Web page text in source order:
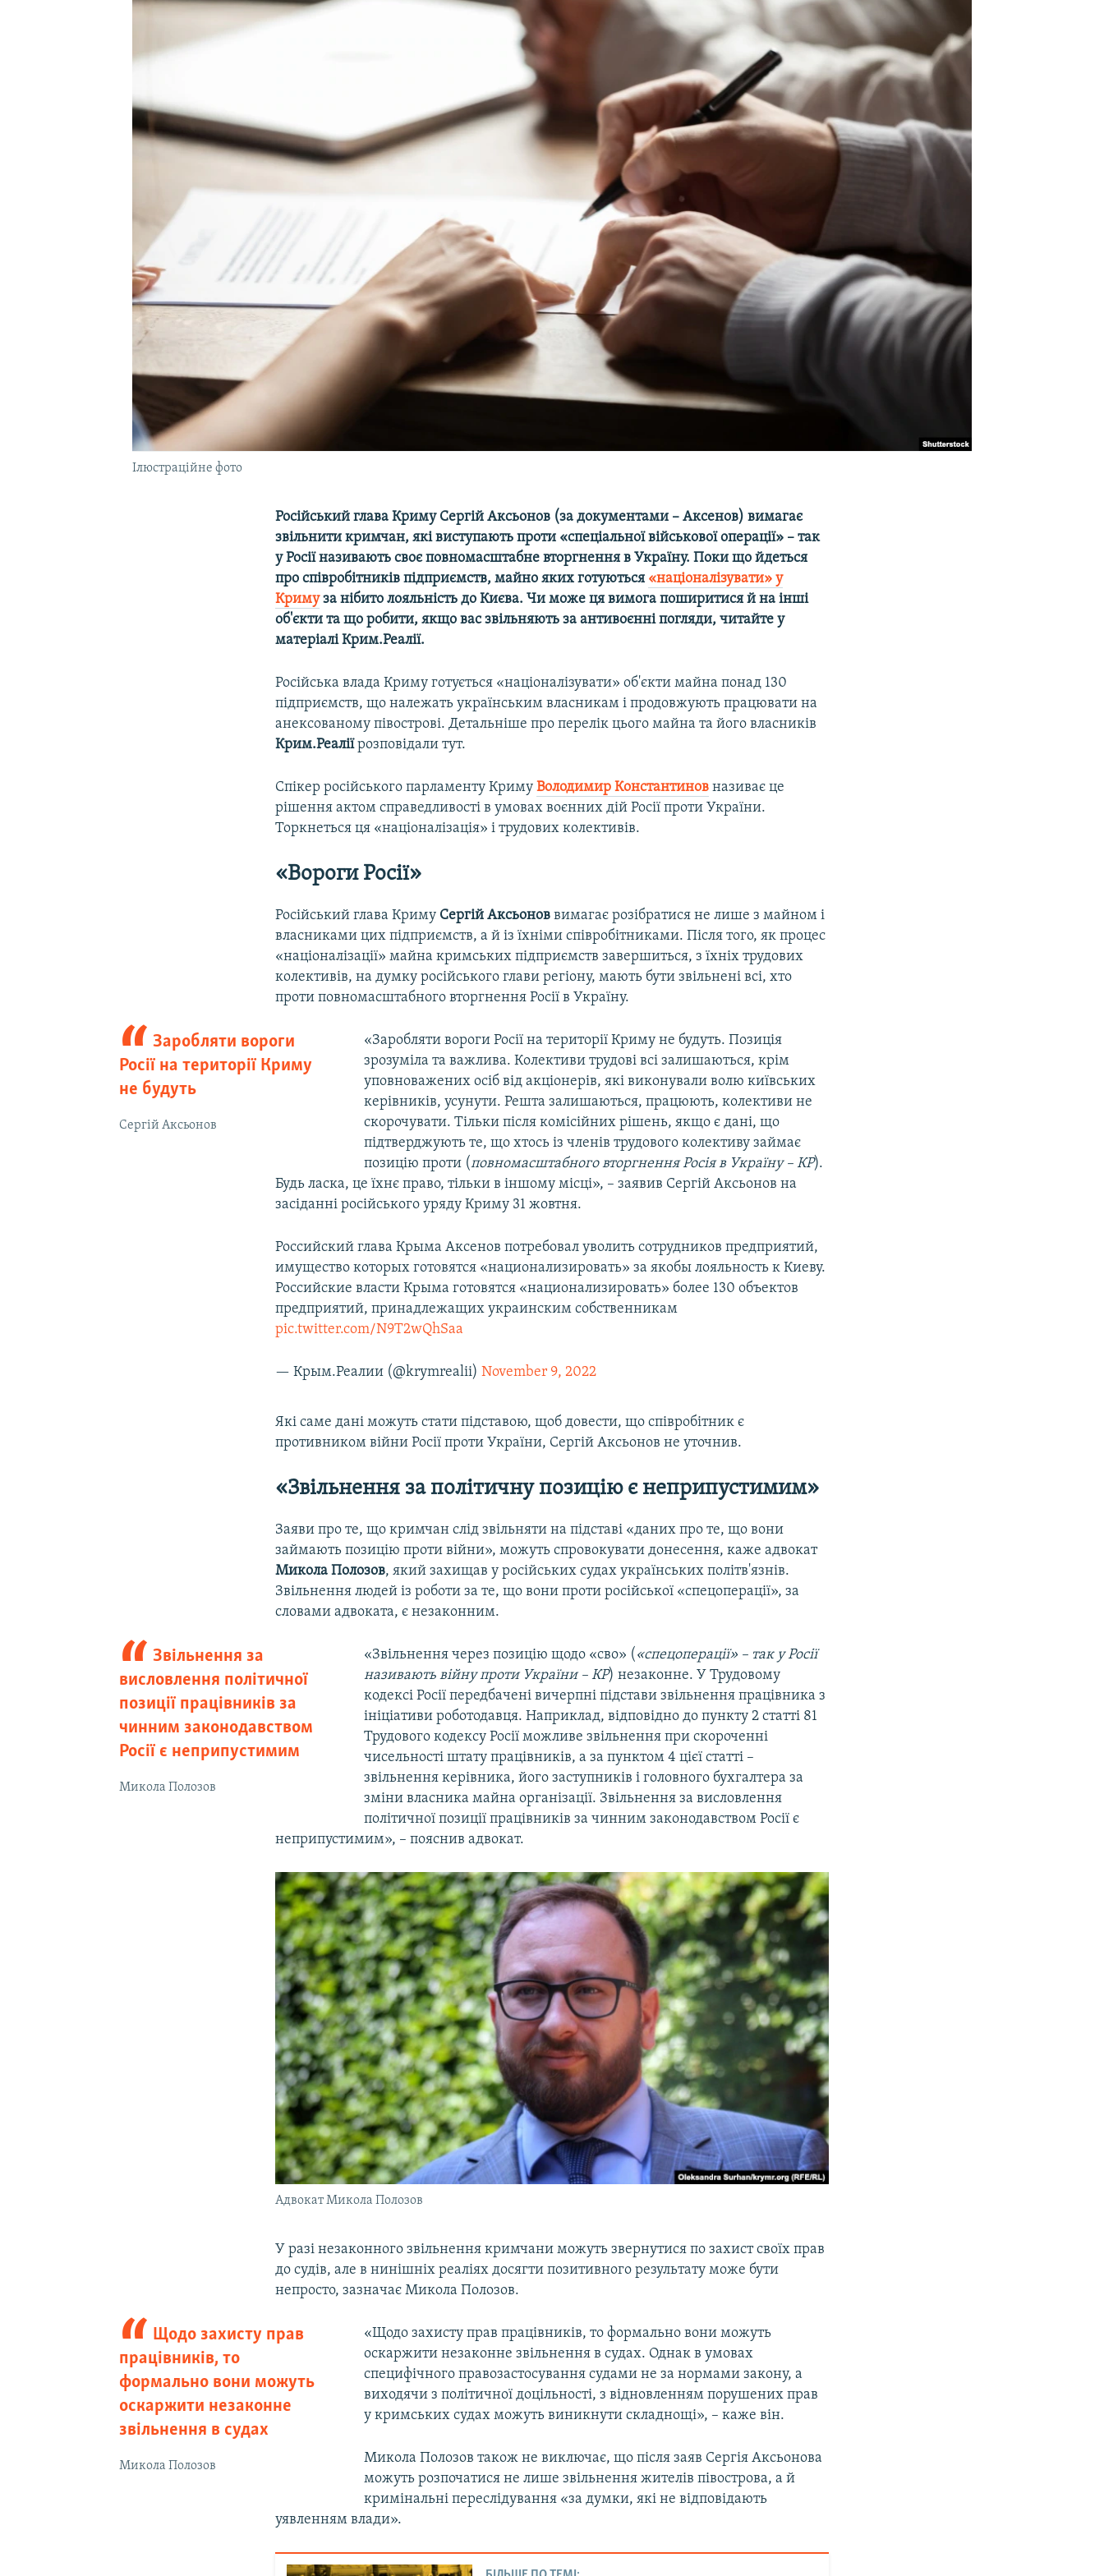
УКРАЇНСЬКА ПРОБЛЕМА КРИМУ
Ілюстраційне фото
Російський глава Криму Сергій Аксьонов (за документами – Аксенов) вимагає
звільнити кримчан, які виступають проти «спеціальної військової операції» – так
у Росії називають своє повномасштабне вторгнення в Україну. Поки що йдеться
про співробітників підприємств, майно яких готуються «націоналізувати» у
Кримуза нібито лояльність до Києва. Чи може ця вимога поширитися й на інші
об'єкти та що робити, якщо вас звільняють за антивоєнні погляди, читайте у
матеріалі Крим.Реалії.
Російська влада Криму готується «націоналізувати» об'єкти майна понад 130
підприємств, що належать українським власникам і продовжують працювати на
анексованому півострові. Детальніше про перелік цього майна та його власників
Крим.Реаліїрозповідали тут.
Спікер російського парламенту КримуВолодимир Константинов називає це
рішення актом справедливості в умовах воєнних дій Росії проти України.
Торкнеться ця «націоналізація» і трудових колективів.
«Вороги Росії»
Російський глава Криму Сергій Аксьонов вимагає розібратися не лише з майном і
власниками цих підприємств, а й із їхніми співробітниками. Після того, як процес
«націоналізації» майна кримських підприємств завершиться, з їхніх трудових
колективів, на думку російського глави регіону, мають бути звільнені всі, хто
проти повномасштабного вторгнення Росії в Україну.
Заробляти вороги
Росії на території Криму
не будуть
Сергій Аксьонов
«Заробляти вороги Росії на території Криму не будуть. Позиція
зрозуміла та важлива. Колективи трудові всі залишаються, крім
уповноважених осіб від акціонерів, які виконували волю київських
керівників, усунути. Решта залишаються, працюють, колективи не
скорочувати. Тільки після комісійних рішень, якщо є дані, що
підтверджують те, що хтось із членів трудового колективу займає
позицію проти (повномасштабного вторгнення Росія в Україну – КР).
Будь ласка, це їхнє право, тільки в іншому місці», – заявив Сергій Аксьонов на
засіданні російського уряду Криму 31 жовтня.
Российский глава Крыма Аксенов потребовал уволить сотрудников предприятий,
имущество которых готовятся «национализировать» за якобы лояльность к Киеву.
Российские власти Крыма готовятся «национализировать» более 130 объектов
предприятий, принадлежащих украинским собственникам
pic.twitter.com/N9T2wQhSaa
— Крым.Реалии (@krymrealii)November 9, 2022
Які саме дані можуть стати підставою, щоб довести, що співробітник є
противником війни Росії проти України, Сергій Аксьонов не уточнив.
«Звільнення за політичну позицію є неприпустимим»
Заяви про те, що кримчан слід звільняти на підставі «даних про те, що вони
займають позицію проти війни», можуть спровокувати донесення, каже адвокат
Микола Полозов, який захищав у російських судах українських політв'язнів.
Звільнення людей із роботи за те, що вони проти російської «спецоперації», за
словами адвоката, є незаконним.
Звільнення за
висловлення політичної
позиції працівників за
чинним законодавством
Росії є неприпустимим
Микола Полозов
«Звільнення через позицію щодо «сво» ( «спецоперації» – так у Росії
називають війну проти України – КР) незаконне. У Трудовому
кодексі Росії передбачені вичерпні підстави звільнення працівника з
ініціативи роботодавця. Наприклад, відповідно до пункту 2 статті 81
Трудового кодексу Росії можливе звільнення при скороченні
чисельності штату працівників, а за пунктом 4 цієї статті –
звільнення керівника, його заступників і головного бухгалтера за
зміни власника майна організації. Звільнення за висловлення
політичної позиції працівників за чинним законодавством Росії є
неприпустимим», – пояснив адвокат.
Адвокат Микола Полозов
У разі незаконного звільнення кримчани можуть звернутися по захист своїх прав
до судів, але в нинішніх реаліях досягти позитивного результату може бути
непросто, зазначає Микола Полозов.
Щодо захисту прав
працівників, то
формально вони можуть
оскаржити незаконне
звільнення в судах
Микола Полозов
«Щодо захисту прав працівників, то формально вони можуть
оскаржити незаконне звільнення в судах. Однак в умовах
специфічного правозастосування судами не за нормами закону, а
виходячи з політичної доцільності, з відновленням порушених прав
у кримських судах можуть виникнути складнощі», – каже він.
Микола Полозов також не виключає, що після заяв Сергія Аксьонова
можуть розпочатися не лише звільнення жителів півострова, а й
кримінальні переслідування «за думки, які не відповідають
уявленням влади».